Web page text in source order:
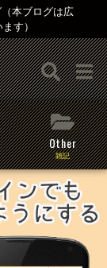
本ブログは広
す）
Other
雑記